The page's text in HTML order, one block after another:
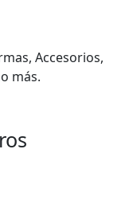
Accesorios,
más.